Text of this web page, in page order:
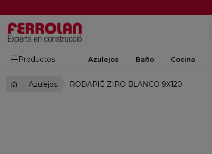
Productos Azulejos Baño Cocina
Azulejos RODAPIÉ ZIRO BLANCO 9X120